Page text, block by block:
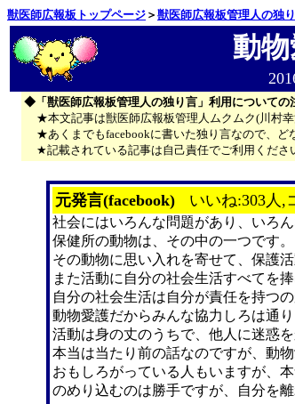
獣医師広報板トップページ ＞ 獣医師広報板管理人の独
動
◆「獣医師広報板管理人の独り言」利用についての
★本文記事は獣医師広報板管理人ムクムク(川村
★あくまでもfacebookに書いた独り言なので、ど
★記載されている記事は自己責任でご利用くださ
元発言(facebook) いいね:303人,
社会にはいろんな問題があり、いろ
保健所の動物は、その中の一つです。
その動物に思い入れを寄せて、保護
また活動に自分の社会生活すべてを
自分の社会生活は自分が責任を持つの
動物愛護だからみんな協力しろは通り
活動は身の丈のうちで、他人に迷惑を
本当は当たり前の話なのですが、動
おもしろがっている人もいますが、
のめり込むのは勝手ですが、自分を